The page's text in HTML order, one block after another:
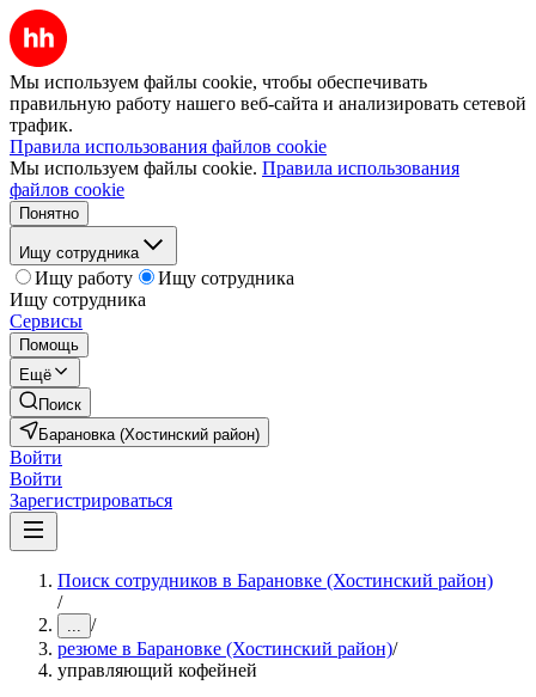
Мы используем файлы cookie, чтобы обеспечивать
правильную работу нашего веб-сайта и анализировать сетевой
трафик.
Правила использования файлов cookie
Мы используем файлы cookie. Правила использования
файлов cookie
Понятно
Ищу сотрудника
Ищу работу
Ищу сотрудника
Ищу сотрудника
Сервисы
Помощь
Ещё
Поиск
Барановка (Хостинский район)
Войти
Войти
Зарегистрироваться
Поиск сотрудников в Барановке (Хостинский район)
/
... /
резюме в Барановке (Хостинский район)/
управляющий кофейней